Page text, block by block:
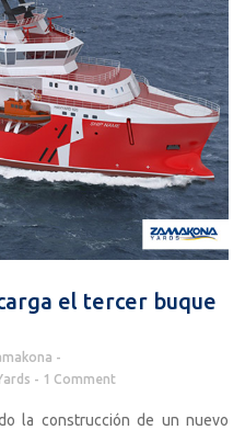
el tercer buque
1 Comment
la construcción de un nuevo